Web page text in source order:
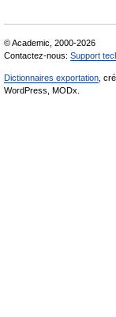
© Academic, 2000-2026
Contactez-nous: Support
Dictionnaires exportation ,
WordPress, MODx.